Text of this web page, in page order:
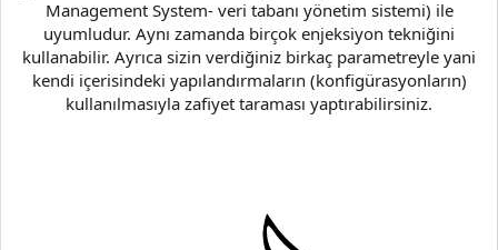
Management System- veri tabanı yönetim sistemi) ile
uyumludur. Aynı zamanda birçok enjeksiyon tekniğini
kullanabilir. Ayrıca sizin verdiğiniz birkaç parametreyle yani
kendi içerisindeki yapılandırmaların (konfigürasyonların)
kullanılmasıyla zafiyet taraması yaptırabilirsiniz.